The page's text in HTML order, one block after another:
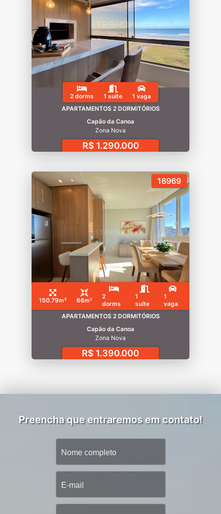
2 dorms 1 suíte
1 vaga
APARTAMENTOS 2 DORMITÓRIOS
Capão da Canoa
Zona Nova
R$ 1.290.000
16969
150.79m² 66m²
2
dorms
1
suíte
1
vaga
APARTAMENTOS 2 DORMITÓRIOS
Capão da Canoa
Zona Nova
R$ 1.390.000
Preencha que entraremos em contato!